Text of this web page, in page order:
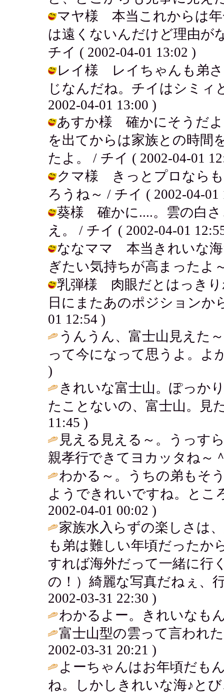
マヤ様 本当これからは年
は遠くないんだけど理由が
チイ ( 2002-04-01 13:02 )
レイ様 レイちゃんも弟
じなんだね。チイはシミィ
2002-04-01 13:00 )
あすか様 確かにそうだよ
を出てからは家族との時間
たよ。 / チイ ( 2002-04-01
クマ様 きっとプロならも
ろうね～ / チイ ( 2002-04-01
葵様 確かに....。雲の白さ
え。 / チイ ( 2002-04-01
ななママ 本当きれいな海
ぎたい気持ちが高まったよ
乳弾様 肉眼だとはっきり
日にまたあのポジションか
01 12:54 )
うんうん、富士山見えた
って今になって思うよ。よ
)
きれいな富士山。ぽっか
たことないの、富士山。見
11:45 )
見える見える～。うっす
親孝行できてヨカッタね～
わかる～。うちの弟もそ
ようできれいですね。とこ
2002-04-01 00:02 )
家族水入らずの楽しさは
も弟は難しい年頃だったか
すれば海外だって一緒に行
の！）綺麗な写真だねぇ、
2002-03-31 22:30 )
わかるよー。きれいなも
富士山型の雲って言われ
2002-03-31 20:21 )
よーちゃんはお年頃だも
ね。しかしきれいな海♪と